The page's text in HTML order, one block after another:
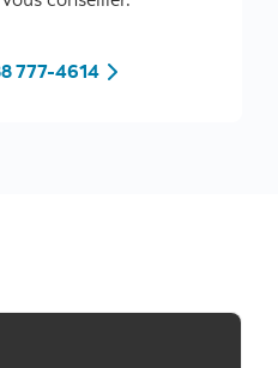
777-4614Tel: 1 888 777-4614